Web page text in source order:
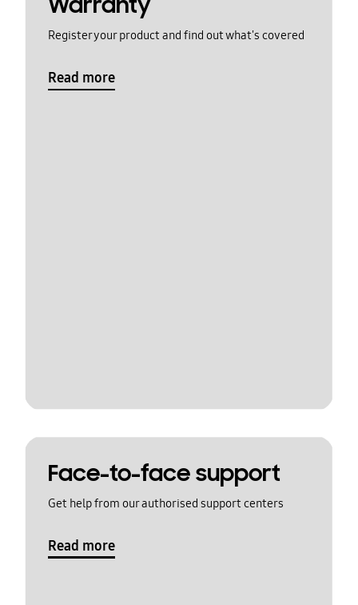
Register your product and find out what's covered
Read more
Face-to-face support
Get help from our authorised support centers
Read more